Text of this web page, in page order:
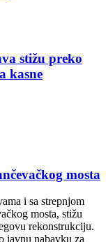
stižu preko
kasne
mosta
i sa strepnjom
mosta, stižu
rekonstrukciju.
javnu nabavku za